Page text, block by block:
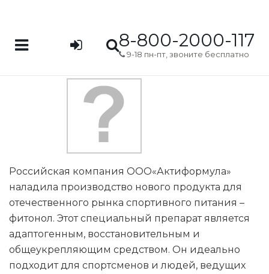
8-800-2000-117
9-18 пн-пт, звоните бесплатно
Российская компания ООО«Актиформула»
наладила производство нового продукта для
отечественного рынка спортивного питания –
фитонол. Этот специальный препарат является
адаптогенным, восстановительным и
общеукрепляющим средством. Он идеально
подходит для спортсменов и людей, ведущих